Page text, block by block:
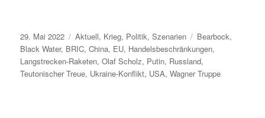
Veröffentlicht
am
29. Mai 2022 Kategorien
Aktuell, Krieg, Politik,Szenarien Schlagwörter
Bearbock,
Black Water, BRIC,China, EU, Handelsbeschränkungen,
Langstrecken-Raketen,Olaf Scholz, Putin, Russland,
Teutonischer Treue, Ukraine-Konflikt, USA,Wagner Truppe